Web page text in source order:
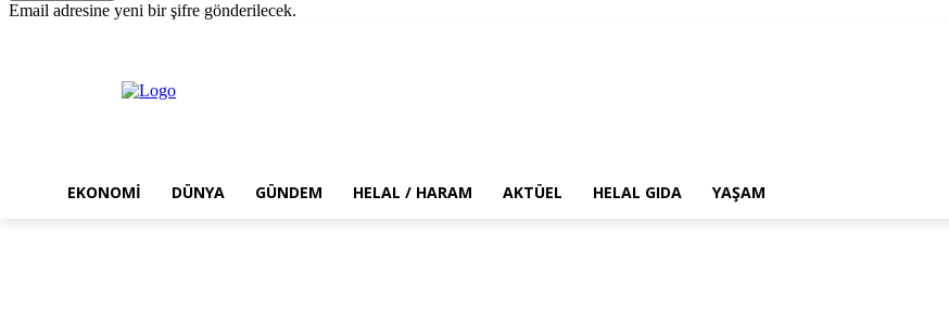
Email adresine yeni bir şifre gönderilecek.
EKONOMI DÜNYA GÜNDEM HELAL / HARAM AKTÜEL HELAL GIDA YAŞAM